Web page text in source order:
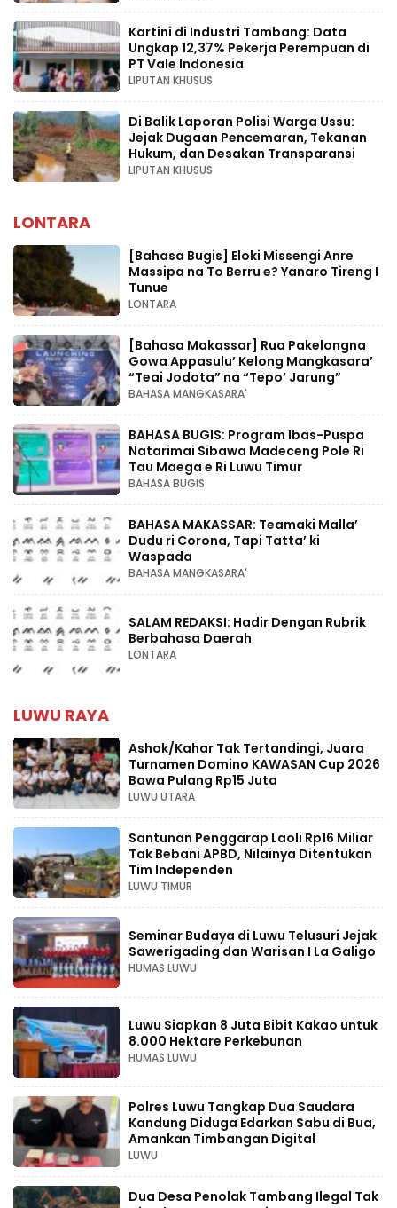
Kartini di Industri Tambang: Data
Ungkap 12,37% Pekerja Perempuan di
PT Vale Indonesia
LIPUTAN KHUSUS
Di Balik Laporan Polisi Warga Ussu:
Jejak Dugaan Pencemaran, Tekanan
Hukum, dan Desakan Transparansi
LIPUTAN KHUSUS
LONTARA
[Bahasa Bugis] ‎Eloki Missengi Anre
Massipa na To Berru e? Yanaro Tireng I
Tunue
LONTARA
[Bahasa Makassar] Rua Pakelongna
Gowa Appasulu’ Kelong Mangkasara’
“Teai Jodota” na “Tepo’ Jarung”
BAHASA MANGKASARA'
BAHASA BUGIS: Program Ibas-Puspa
Natarimai Sibawa Madeceng Pole Ri
Tau Maega e Ri Luwu Timur
BAHASA BUGIS
BAHASA MAKASSAR: Teamaki Malla’
Dudu ri Corona, Tapi Tatta’ ki
Waspada
BAHASA MANGKASARA'
SALAM REDAKSI: Hadir Dengan Rubrik
Berbahasa Daerah
LONTARA
LUWU RAYA
Ashok/Kahar Tak Tertandingi, Juara
Turnamen Domino KAWASAN Cup 2026
Bawa Pulang Rp15 Juta
LUWU UTARA
Santunan Penggarap Laoli Rp16 Miliar
Tak Bebani APBD, Nilainya Ditentukan
Tim Independen
LUWU TIMUR
Seminar Budaya di Luwu Telusuri Jejak
Sawerigading dan Warisan I La Galigo
HUMAS LUWU
Luwu Siapkan 8 Juta Bibit Kakao untuk
8.000 Hektare Perkebunan
HUMAS LUWU
Polres Luwu Tangkap Dua Saudara
Kandung Diduga Edarkan Sabu di Bua,
Amankan Timbangan Digital
LUWU
Dua Desa Penolak Tambang Ilegal Tak